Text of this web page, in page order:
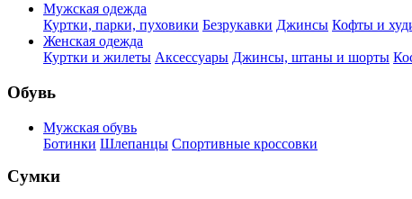
Мужская одежда
Куртки, парки, пуховики Безрукавки Джинсы Кофты и
Женская одежда
Куртки и жилеты Аксессуары Джинсы, штаны и шорты
Обувь
Мужская обувь
Ботинки Шлепанцы Спортивные кроссовки
Сумки